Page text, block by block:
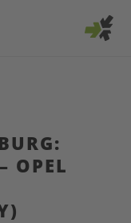
OPEL